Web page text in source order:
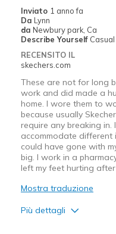
Migliori Utilizzi:
Work
Width
Sizing
View On Shoes
Inviato 1 anno fa
Da Lynn
da Newbury park, Ca
Describe Yourself Casual
RECENSITO IL
skechers.com
These are not for long
work and did made a
home. I wore them to
because usually
require any breaking
accommodate different
could have gone with
big. I work in a
left my feet hurting
Mostra traduzione
Più dettagli